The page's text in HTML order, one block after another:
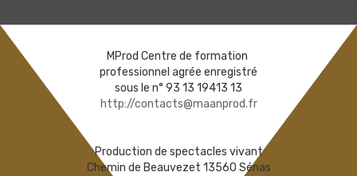
MProd Centre de formation
professionnel agrée enregistré
sous le n° 93 13 19413 13
http://contacts@maanprod.fr
Production de spectacles vivant
Chemin de Beauvezet 13560 Sénas